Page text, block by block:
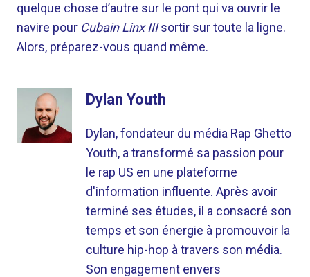
quelque chose d’autre sur le pont qui va ouvrir le
navire pour Cubain Linx IIIsortir sur toute la ligne.
Alors, préparez-vous quand même.
Dylan Youth
Dylan, fondateur du média Rap Ghetto
Youth, a transformé sa passion pour
le rap US en une plateforme
d'information influente. Après avoir
terminé ses études, il a consacré son
temps et son énergie à promouvoir la
culture hip-hop à travers son média.
Son engagement envers